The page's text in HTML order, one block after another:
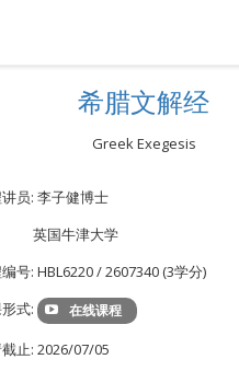
希腊文解经
Greek Exegesis
员: 李子健博士
国牛津大学
号: HBL6220 / 2607340 (3学分)
式:
在线课程
止: 2026/07/05